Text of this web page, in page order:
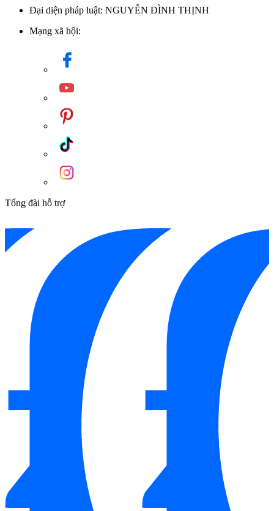
Đại diện pháp luật: NGUYỄN ĐÌNH THỊNH
Mạng xã hội:
Tổng đài hỗ trợ